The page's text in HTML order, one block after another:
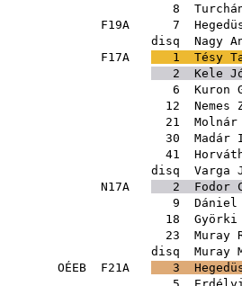
8
F19A 7
disq
Nagy
F17A
1
Tésy
2
Kele
6
Kuron
12
Nemes
21
Molnár
30
Madár
41
disq
Varga
N17A
2
Fodor
9
18
Györki
23
Muray
disq
Muray
OÉEB F21A 3